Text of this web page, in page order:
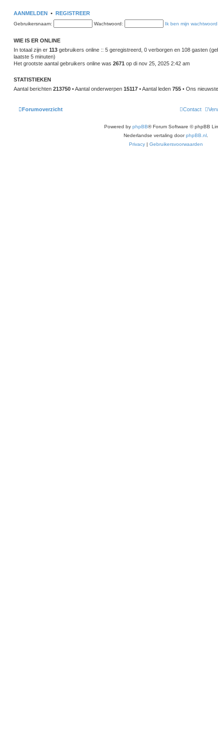
AANMELDEN • REGISTREER
Gebruikersnaam: Wachtwoord: Ik ben mijn
WIE IS ER ONLINE
In totaal zijn er 113 gebruikers online :: 5 geregistreerd, 0 verborgen en 108 gasten
laatste 5 minuten)
Het grootste aantal gebruikers online was 2671 op di nov 25, 2025 2:42 am
STATISTIEKEN
Aantal berichten 213750 • Aantal onderwerpen 15117 • Aantal leden 755 • Ons
Forumoverzicht Contact
Powered by phpBB® Forum Software © phpBB
Nederlandse vertaling doorphpBB.nl.
Privacy| Gebruikersvoorwaarden